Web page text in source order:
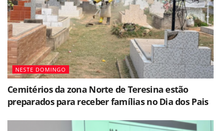
NESTE DOMINGO
Cemitérios da zona Norte de Teresina estão
preparados para receber famílias no Dia dos Pais